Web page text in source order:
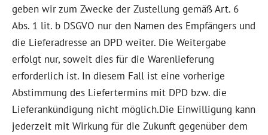
geben wir zum Zwecke der Zustellung gemäß Art. 6
Abs. 1 lit. b DSGVO nur den Namen des Empfängers und
die Lieferadresse an DPD weiter. Die Weitergabe
erfolgt nur, soweit dies für die Warenlieferung
erforderlich ist. In diesem Fall ist eine vorherige
Abstimmung des Liefertermins mit DPD bzw. die
Lieferankündigung nicht möglich.Die Einwilligung kann
jederzeit mit Wirkung für die Zukunft gegenüber dem